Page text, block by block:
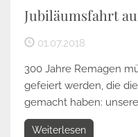
Jubiläumsfahrt
01.07.2018
300 Jahre Remagen
gefeiert werden, die
gemacht haben:
Weiterlesen